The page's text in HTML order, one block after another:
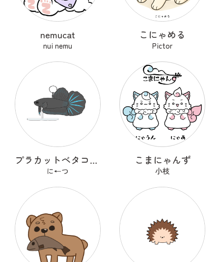
nemucat
nui nemu
こにゃめる
Pictor
プラカットベタコレクションver.1
に←つ
こまにゃんず
小枝